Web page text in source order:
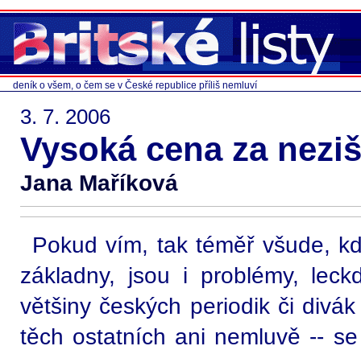
deník o všem, o čem se v České republice příliš nemluví
3. 7. 2006
Vysoká cena za
Jana Maříková
Pokud vím, tak téměř všude,
základny, jsou i problémy,
většiny českých periodik či
těch ostatních ani nemluvě --